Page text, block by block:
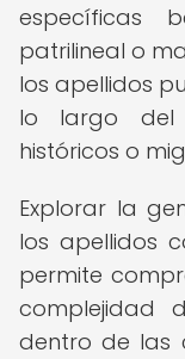
específicas
patrilineal o
los apellidos
lo largo del
históricos o
Explorar la
los apellidos
permite
complejidad
dentro de las